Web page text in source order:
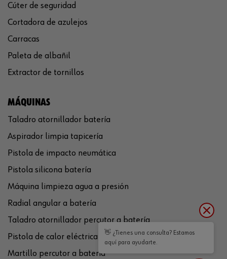
Cúter de seguridad
Cortadora de azulejos
Carracas
Paleta de albañil
Extractor de tornillos
MÁQUINAS
Taladro atornillador batería
Aspirador limpia tapicería
Pistola de impacto neumática
Pistola silicona batería
Máquina limpieza agua a presión
Radial angular a batería
Taladro atornillador percutor a batería
Pistola de calor eléctrica
Martillo percutor a batería
👋 ¿Tienes una consulta? Estamos
aquí para ayudarte.